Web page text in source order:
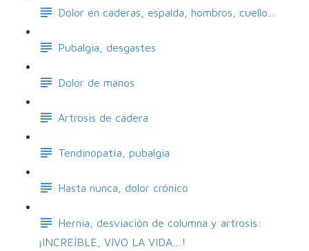
Dolor en caderas, espalda, hombros, cuello...
Pubalgia, desgastes
Dolor de manos
Artrosis de cadera
Tendinopatía, pubalgia
Hasta nunca, dolor crónico
Hernia, desviación de columna y artrosis:
¡INCREÍBLE, VIVO LA VIDA…!